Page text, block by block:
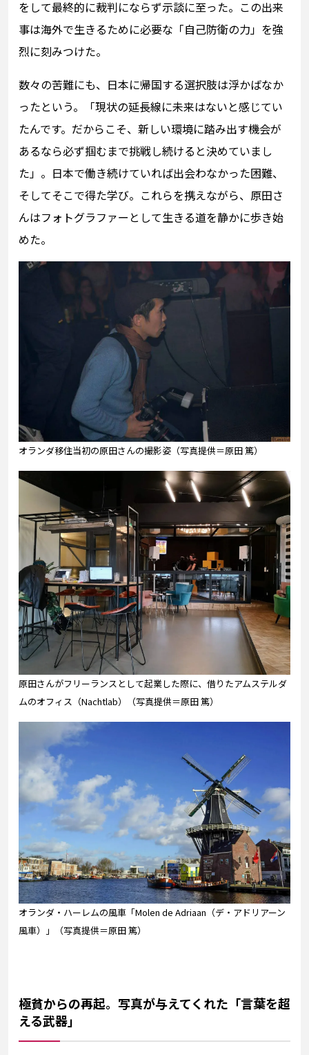
をして最終的に裁判にならず示談に至った。この出来
事は海外で生きるために必要な「自己防衛の力」を強
烈に刻みつけた。
数々の苦難にも、日本に帰国する選択肢は浮かばなか
ったという。「現状の延長線に未来はないと感じてい
たんです。だからこそ、新しい環境に踏み出す機会が
あるなら必ず掴むまで挑戦し続けると決めていまし
た」。日本で働き続けていれば出会わなかった困難、
そしてそこで得た学び。これらを携えながら、原田さ
んはフォトグラファーとして生きる道を静かに歩き始
めた。
オランダ移住当初の原田さんの撮影姿（写真提供＝原田 篤）
原田さんがフリーランスとして起業した際に、借りたアムステルダ
ムのオフィス（Nachtlab）（写真提供＝原田 篤）
オランダ・ハーレムの風車「Molen de Adriaan（デ・アドリアーン
風車）」（写真提供＝原田 篤）
極貧からの再起。写真が与えてくれた「言葉を超
える武器」